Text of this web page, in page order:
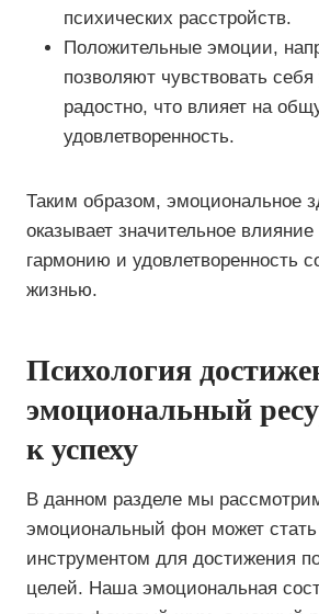
психических расстройств.
Положительные эмоции,
позволяют чувствовать
радостно, что влияет на
удовлетворенность.
Таким образом, эмоциональное
оказывает значительное
гармонию и удовлетворенность
жизнью.
Психология
эмоциональный
к успеху
В данном разделе мы
эмоциональный фон может
инструментом для достижения
целей. Наша эмоциональная